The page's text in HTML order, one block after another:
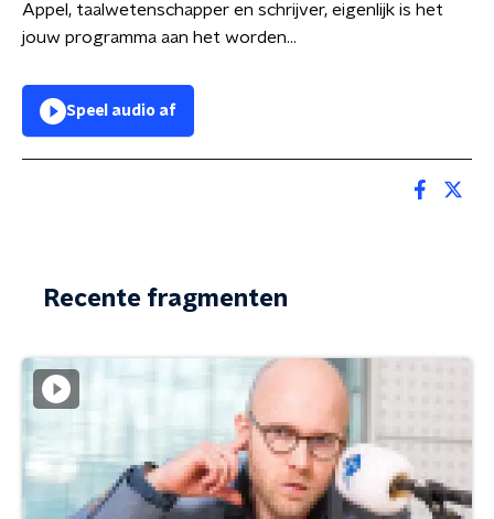
Appel, taalwetenschapper en schrijver, eigenlijk is het
jouw programma aan het worden...
Speel audio af
Recente fragmenten